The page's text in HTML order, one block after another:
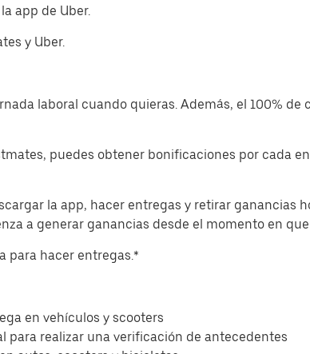
app de Uber.
y Uber.
laboral cuando quieras. Además, el 100%
puedes obtener bonificaciones por cada
la app, hacer entregas y retirar ganancias
a generar ganancias desde el momento en
para hacer entregas.*
en vehículos y scooters
para realizar una verificación de antecedentes